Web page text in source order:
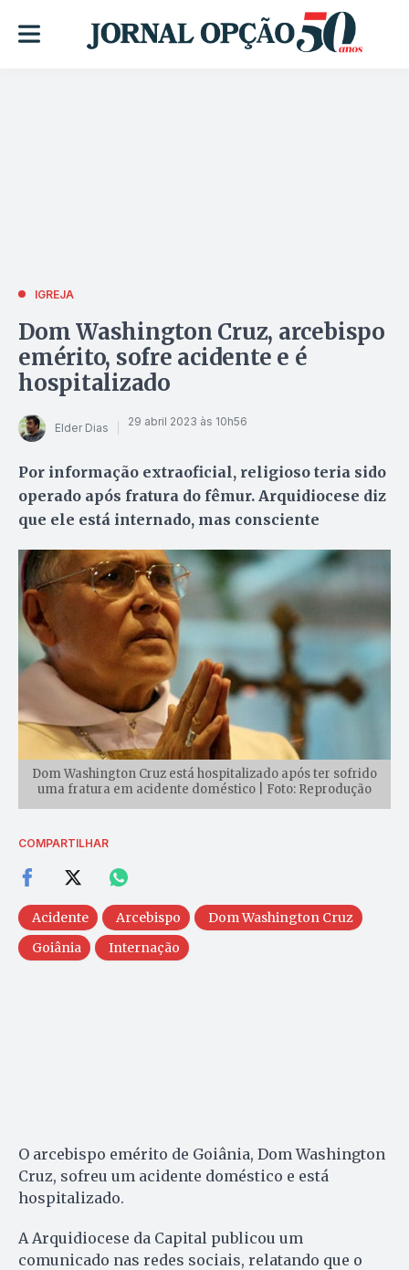
IGREJA
Dom Washington Cruz, arcebispo
emérito, sofre acidente e é
hospitalizado
Elder Dias 29 abril 2023 às 10h56
Por informação extraoficial, religioso teria sido
operado após fratura do fêmur. Arquidiocese diz
que ele está internado, mas consciente
Dom Washington Cruz está hospitalizado após ter sofrido
uma fratura em acidente doméstico | Foto: Reprodução
COMPARTILHAR
Acidente Arcebispo
Dom Washington Cruz
Goiânia
Internação
O arcebispo emérito de Goiânia, Dom Washington
Cruz, sofreu um acidente doméstico e está
hospitalizado.
A Arquidiocese da Capital publicou um
comunicado nas redes sociais, relatando que o